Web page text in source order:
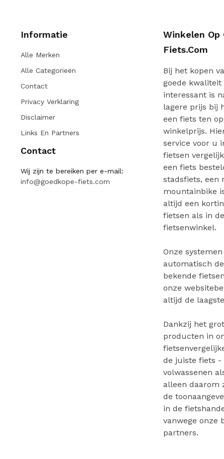
Informatie
Alle Merken
Alle Categorieën
Contact
Privacy Verklaring
Disclaimer
Links En Partners
Contact
Wij zijn te bereiken per e-mail:
info@goedkope-fiets.com
Winkelen Op
Fiets.com
Bij het kopen
goede kwaliteit
interessant is
lagere prijs bij
een fiets ten
winkelprijs.
service voor u
fietsen
een fiets
stadsfiets, een
mountainbike
altijd een
fietsen als in
fietsenwinkel.
Onze
automatisch
bekende
onze
altijd de
Dankzij het
producten in
de juiste fiets -
volwassenen
alleen daarom
de
in de
vanwege onze
partners.